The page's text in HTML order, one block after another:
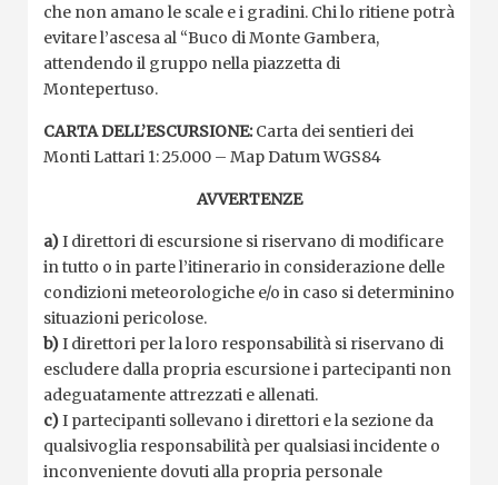
che non amano le scale e i gradini. Chi lo ritiene potrà
evitare l’ascesa al “Buco di Monte Gambera,
attendendo il gruppo nella piazzetta di
Montepertuso.
CARTA DELL’ESCURSIONE:Carta dei sentieri dei
Monti Lattari 1: 25.000 – Map Datum WGS84
AVVERTENZE
a)I direttori di escursione si riservano di modificare
in tutto o in parte l’itinerario in considerazione delle
condizioni meteorologiche e/o in caso si determinino
situazioni pericolose.
b)I direttori per la loro responsabilità si riservano di
escludere dalla propria escursione i partecipanti non
adeguatamente attrezzati e allenati.
c)I partecipanti sollevano i direttori e la sezione da
qualsivoglia responsabilità per qualsiasi incidente o
inconveniente dovuti alla propria personale